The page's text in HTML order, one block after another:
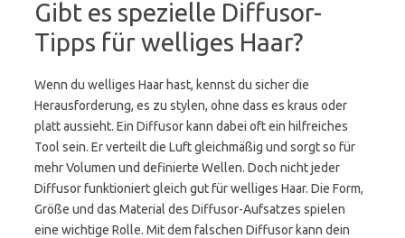
Gibt es spezielle Diffusor-
Tipps für welliges Haar?
Wenn du welliges Haar hast, kennst du sicher die
Herausforderung, es zu stylen, ohne dass es kraus oder
platt aussieht. Ein Diffusor kann dabei oft ein hilfreiches
Tool sein. Er verteilt die Luft gleichmäßig und sorgt so für
mehr Volumen und definierte Wellen. Doch nicht jeder
Diffusor funktioniert gleich gut für welliges Haar. Die Form,
Größe und das Material des Diffusor-Aufsatzes spielen
eine wichtige Rolle. Mit dem falschen Diffusor kann dein